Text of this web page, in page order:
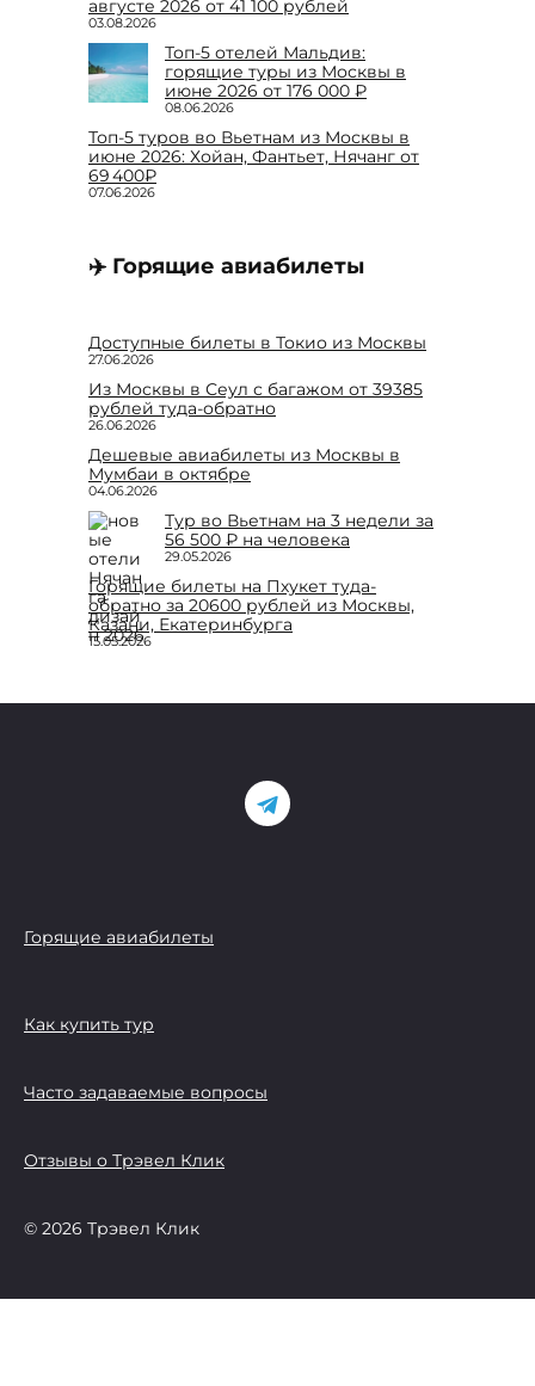
августе 2026 от 41 100 рублей
03.08.2026
Топ-5 отелей Мальдив:
горящие туры из Москвы в
июне 2026 от 176 000 ₽
08.06.2026
Топ-5 туров во Вьетнам из Москвы в
июне 2026: Хойан, Фантьет, Нячанг от
69 400₽
07.06.2026
✈️ Горящие авиабилеты
Доступные билеты в Токио из Москвы
27.06.2026
Из Москвы в Сеул с багажом от 39385
рублей туда-обратно
26.06.2026
Дешевые авиабилеты из Москвы в
Мумбаи в октябре
04.06.2026
Тур во Вьетнам на 3 недели за
56 500 ₽ на человека
29.05.2026
Горящие билеты на Пхукет туда-
обратно за 20600 рублей из Москвы,
Казани, Екатеринбурга
15.05.2026
Горящие авиабилеты
Как купить тур
Часто задаваемые вопросы
Отзывы о Трэвел Клик
© 2026 Трэвел Клик